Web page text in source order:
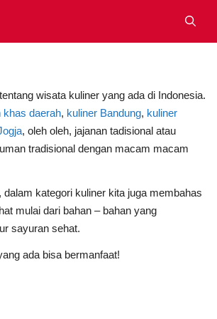
wisata kuliner yang ada di Indonesia.
khas daerah, kuliner Bandung, kuliner
, oleh oleh, jajanan tadisional atau
tradisional dengan macam macam
dalam kategori kuliner kita juga membahas
mulai dari bahan – bahan yang
sayuran sehat.
ada bisa bermanfaat!